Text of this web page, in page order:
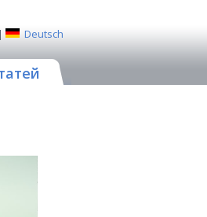
| Deutsch